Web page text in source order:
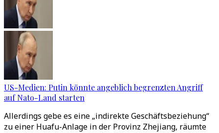
US-Medien: Putin könnte angeblich begrenzten Angriff
auf Nato-Land starten
Allerdings gebe es eine „indirekte Geschäftsbeziehung“
zu einer Huafu-Anlage in der Provinz Zhejiang, räumte